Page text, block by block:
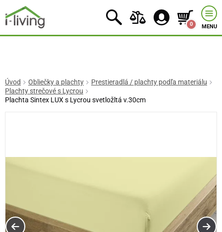
0 MENU
Úvod Obliečky a plachty
Prestieradlá / plachty podľa materiálu
Plachty strečové s Lycrou
Plachta Sintex LUX s Lycrou svetložltá v.30cm